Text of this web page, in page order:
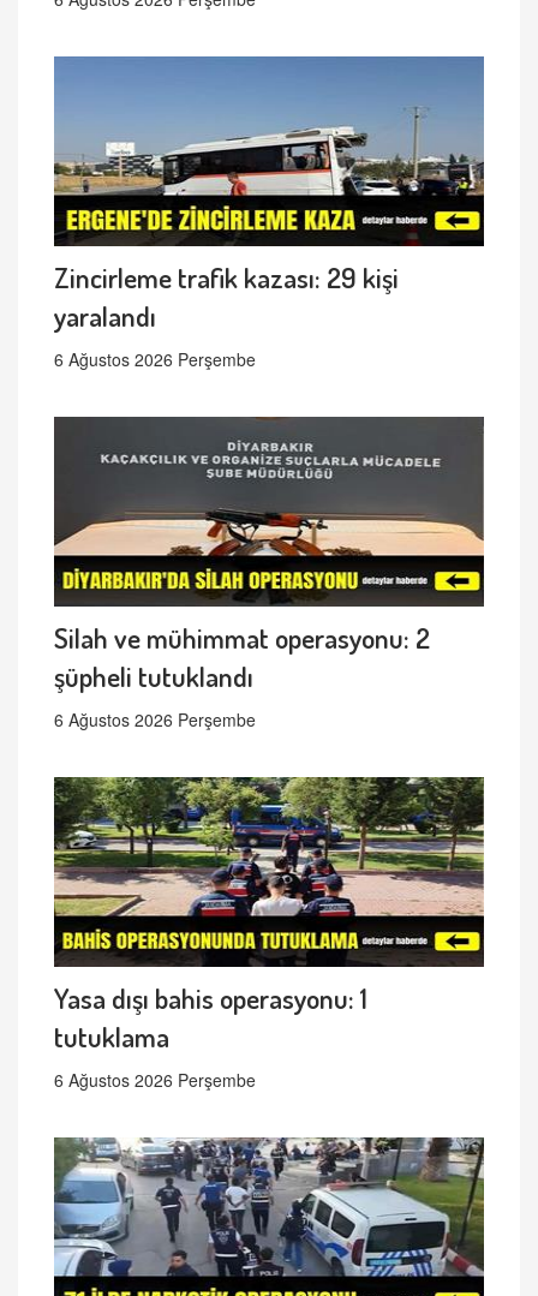
Zincirleme trafik kazası: 29 kişi
yaralandı
6 Ağustos 2026 Perşembe
Silah ve mühimmat operasyonu: 2
şüpheli tutuklandı
6 Ağustos 2026 Perşembe
Yasa dışı bahis operasyonu: 1
tutuklama
6 Ağustos 2026 Perşembe